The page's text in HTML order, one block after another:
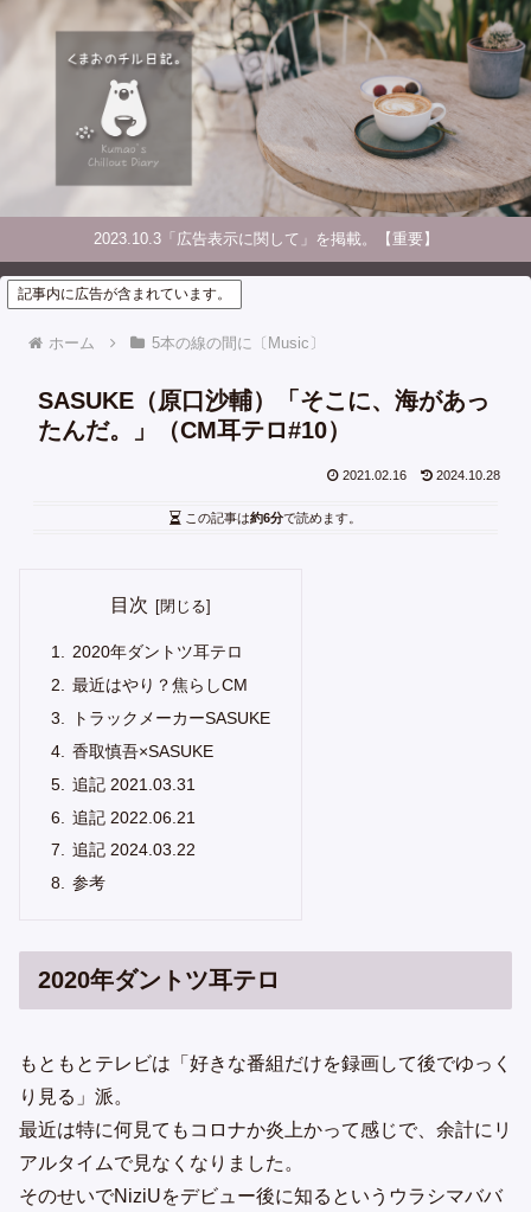
2023.10.3「広告表示に関して」を掲載。【重要】
記事内に広告が含まれています。
ホーム 5本の線の間に〔Music〕
SASUKE（原口沙輔）「そこに、海があっ
たんだ。」（CM耳テロ#10）
2021.02.16 2024.10.28
この記事は約6分で読めます。
目次
2020年ダントツ耳テロ
最近はやり？焦らしCM
トラックメーカーSASUKE
香取慎吾×SASUKE
追記 2021.03.31
追記 2022.06.21
追記 2024.03.22
参考
2020年ダントツ耳テロ
もともとテレビは「好きな番組だけを録画して後でゆっく
り見る」派。
最近は特に何見てもコロナか炎上かって感じで、余計にリ
アルタイムで見なくなりました。
そのせいでNiziUをデビュー後に知るというウラシマババ